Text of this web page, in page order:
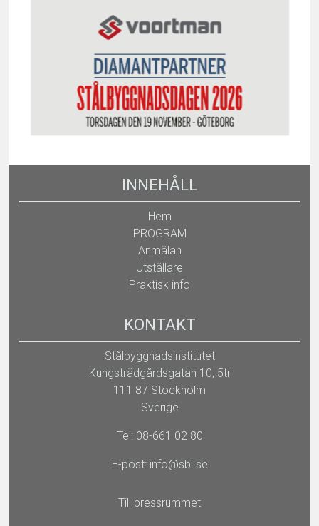
INNEHÅLL
Hem
PROGRAM
Anmälan
Utställare
Praktisk info
KONTAKT
Stålbyggnadsinstitutet
Kungsträdgårdsgatan 10, 5tr
111 87 Stockholm
Sverige
Tel: 08-661 02 80
E-post: info@sbi.se
Till pressrummet